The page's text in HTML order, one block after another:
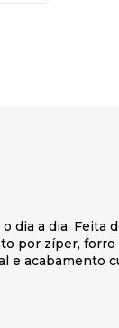
dia a dia. Feita
por zíper, forro
e acabamento